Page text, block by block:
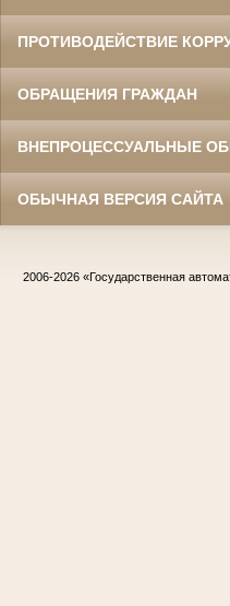
ПРОТИВОДЕЙСТВИЕ
ОБРАЩЕНИЯ ГРАЖДАН
ВНЕПРОЦЕССУАЛЬНЫЕ
ОБЫЧНАЯ ВЕРСИЯ САЙТА
2006-2026 «Государственная